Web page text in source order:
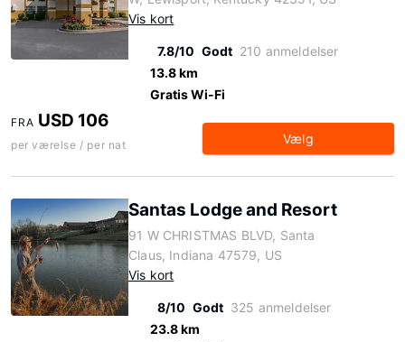
Vis kort
7.8/10 Godt 210 anmeldelser
13.8 km
Gratis Wi-Fi
FRA USD 106
per værelse / per nat Vælg
Santas Lodge and Resort
91 W CHRISTMAS BLVD, Santa
Claus, Indiana 47579, US
Vis kort
8/10 Godt 325 anmeldelser
23.8 km